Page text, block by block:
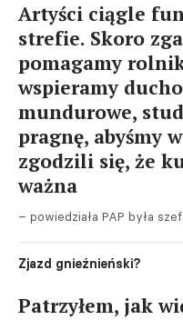
Artyści ciągle
strefie. Skoro
pomagamy
wspieramy
mundurowe,
pragnę, abyśmy
zgodzili się, że
ważna
– powiedziała PAP była
Zjazd gnieźnieński?
Patrzyłem, jak